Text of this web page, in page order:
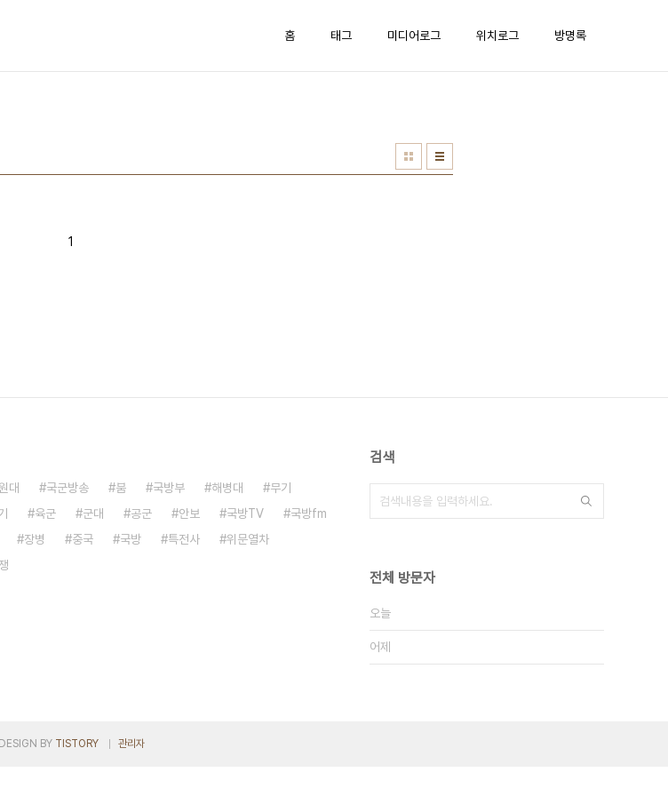
홈 태그 미디어로그 위치로그 방명록
1
대 국군방송 붐 국방부 해병대
무기
육군 군대 공군 안보 국방TV
국방fm
장병 중국 국방 특전사
위문열차
검색
전체 방문자
오늘
어제
DESIGN BY TISTORY 관리자